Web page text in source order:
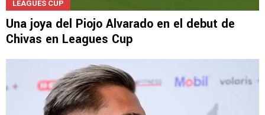
LEAGUES CUP
Una joya del Piojo Alvarado en el debut de
Chivas en Leagues Cup